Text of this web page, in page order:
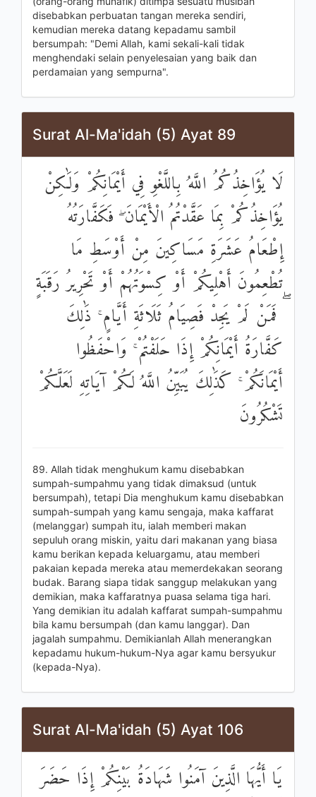
disebabkan perbuatan tangan mereka sendiri,
kemudian mereka datang kepadamu sambil
bersumpah: "Demi Allah, kami sekali-kali tidak
menghendaki selain penyelesaian yang baik dan
perdamaian yang sempurna".
Surat Al-Ma'idah (5) Ayat 89
لَا يُؤَاخِذُكُمُ اللَّهُ بِاللَّغْوِ فِي أَيْمَانِكُمْ وَلَٰكِنْ
يُؤَاخِذُكُمْ بِمَا عَقَّدْتُمُ الْأَيْمَانَ ۖ فَكَفَّارَتُهُ
إِطْعَامُ عَشَرَةِ مَسَاكِينَ مِنْ أَوْسَطِ مَا
تُطْعِمُونَ أَهْلِيكُمْ أَوْ كِسْوَتُهُمْ أَوْ تَحْرِيرُ رَقَبَةٍ
ۖ فَمَنْ لَمْ يَجِدْ فَصِيَامُ ثَلَاثَةِ أَيَّامٍ ۚ ذَٰلِكَ
كَفَّارَةُ أَيْمَانِكُمْ إِذَا حَلَفْتُمْ ۚ وَاحْفَظُوا
أَيْمَانَكُمْ ۚ كَذَٰلِكَ يُبَيِّنُ اللَّهُ لَكُمْ آيَاتِهِ لَعَلَّكُمْ
تَشْكُرُونَ
89. Allah tidak menghukum kamu disebabkan
sumpah-sumpahmu yang tidak dimaksud (untuk
bersumpah), tetapi Dia menghukum kamu disebabkan
sumpah-sumpah yang kamu sengaja, maka kaffarat
(melanggar) sumpah itu, ialah memberi makan
sepuluh orang miskin, yaitu dari makanan yang biasa
kamu berikan kepada keluargamu, atau memberi
pakaian kepada mereka atau memerdekakan seorang
budak. Barang siapa tidak sanggup melakukan yang
demikian, maka kaffaratnya puasa selama tiga hari.
Yang demikian itu adalah kaffarat sumpah-sumpahmu
bila kamu bersumpah (dan kamu langgar). Dan
jagalah sumpahmu. Demikianlah Allah menerangkan
kepadamu hukum-hukum-Nya agar kamu bersyukur
(kepada-Nya).
Surat Al-Ma'idah (5) Ayat 106
يَا أَيُّهَا الَّذِينَ آمَنُوا شَهَادَةُ بَيْنِكُمْ إِذَا حَضَرَ